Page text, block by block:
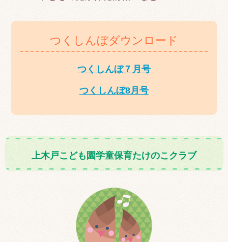
つくしんぼダウンロード
つくしんぼ７月号
つくしんぼ8月号
上木戸こども園学童保育たけのこクラブ